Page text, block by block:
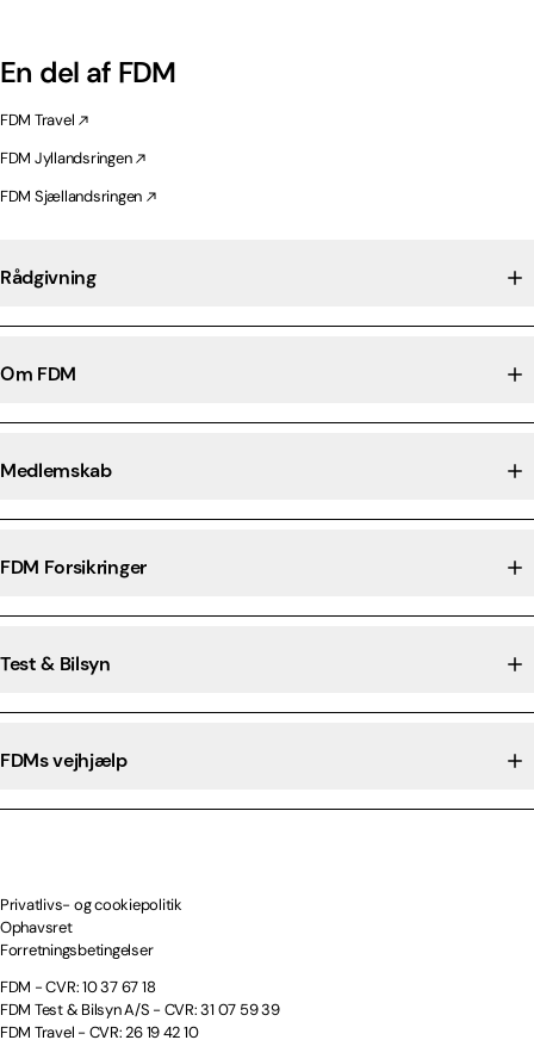
En del af FDM
FDM Travel
FDM Jyllandsringen
FDM Sjællandsringen
Rådgivning
Om FDM
Medlemskab
FDM Forsikringer
Test & Bilsyn
FDMs vejhjælp
Privatlivs- og cookiepolitik
Ophavsret
Forretningsbetingelser
FDM - CVR: 10 37 67 18
FDM Test & Bilsyn A/S - CVR: 31 07 59 39
FDM Travel - CVR: 26 19 42 10